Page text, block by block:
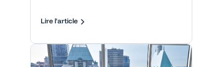
Lire l'article